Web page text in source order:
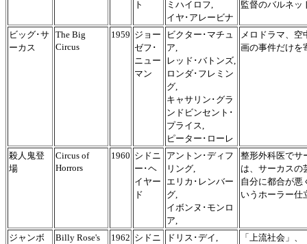
ト
ミハイロフ,
イヤ･アレービナ
監督のバルネッ
ビッグ･サ
ーカス
The Big
Circus
1959 ジョー
ゼフ･
ニュー
マン
ビクター･マチュ
ア,
レッド･バトンズ,
ロンダ･フレミン
グ,
キャサリン･グラ
ンドビンセント･
プライス,
ピーター･ローレ
メロドラマ、空
画の事件だけを
殺人鬼登
場
Circus of
Horrors
1960 シドニ
ー･ヘ
イヤー
ド
アントン･ディフ
リング,
エリカ･レンバー
グ,
イボンヌ･モンロ
ア,
整形外科医でサ
は、サーカスの
自分に都合が悪
いうホーラー仕
ジャンボ
Billy Rose's
1962 シドニ
ドリス･デイ,
「上流社会」